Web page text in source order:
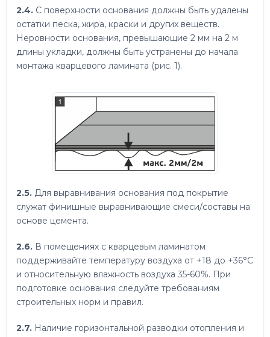
2.4. С поверхности основания должны быть удалены
остатки песка, жира, краски и других веществ.
Неровности основания, превышающие 2 мм на 2 м
длины укладки, должны быть устранены до начала
монтажа кварцевого ламината (рис. 1).
2.5. Для выравнивания основания под покрытие
служат финишные выравнивающие смеси/составы на
основе цемента.
2.6. В помещениях с кварцевым ламинатом
поддерживайте температуру воздуха от +18 до +36°C
и относительную влажность воздуха 35-60%. При
подготовке основания следуйте требованиям
строительных норм и правил.
2.7. Наличие горизонтальной разводки отопления и